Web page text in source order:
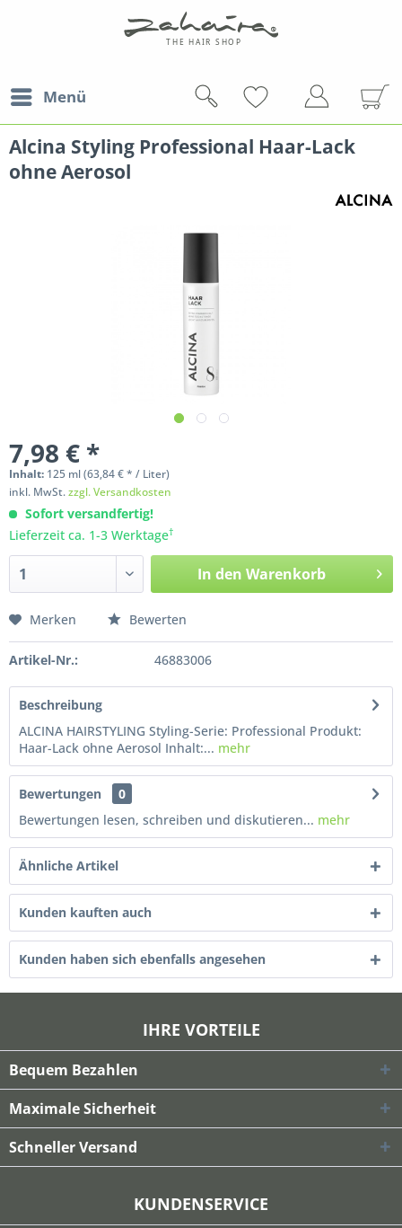
Menü
Alcina Styling Professional Haar-Lack
ohne Aerosol
7,98 € *
Inhalt: 125 ml(63,84 € * / Liter)
inkl. MwSt.zzgl. Versandkosten
Sofort versandfertig!
Lieferzeit ca. 1-3 Werktage†
In den Warenkorb
Merken Bewerten
Artikel-Nr.: 46883006
Beschreibung
ALCINA HAIRSTYLING Styling-Serie: Professional Produkt:
Haar-Lack ohne Aerosol Inhalt:... mehr
Bewertungen
0
Bewertungen lesen, schreiben und diskutieren... mehr
Ähnliche Artikel
Kunden kauften auch
Kunden haben sich ebenfalls angesehen
IHRE VORTEILE
Bequem Bezahlen
Maximale Sicherheit
Schneller Versand
KUNDENSERVICE